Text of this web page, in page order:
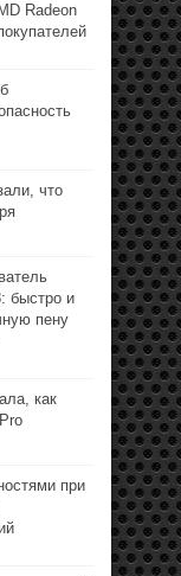
Radeon
что
быстро и
пену
как
при